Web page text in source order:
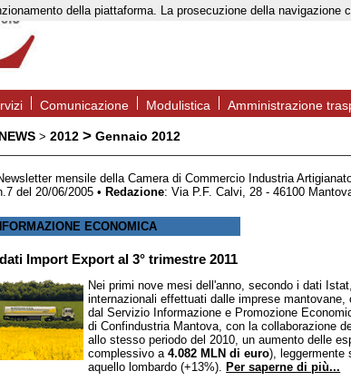
Comunicazione Modulistica Amministrazione
> 2012 > Gennaio 2012
mensile della Camera di Commercio Industria
del 20/06/2005 • Redazione: Via P.F. Calvi, 28 - 46100
ECONOMICA
Import Export al 3° trimestre 2011
Nei primi nove mesi dell'anno, secondo i dati
internazionali effettuati dalle imprese
dal Servizio Informazione e Promozione
di Confindustria Mantova, con la collaborazione
allo stesso periodo del 2010, un aumento delle
complessivo a4.082 MLN di euro), leggermente
aquello lombardo (+13%). Per saperne di più...
della piattaforma. La prosecuzione della navigazione